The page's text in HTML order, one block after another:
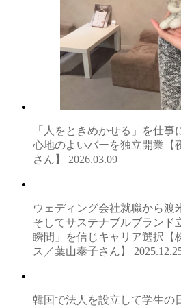
「人をときめかせる」を仕
心地のよいバーを独立開業【
さん】 2026.03.09
ウェディング会社就職から渡
そしてサステナブルブランド
瞬間」を信じキャリア選択【
ス／葉山泰子さん】
韓国で法人を設立して学生の